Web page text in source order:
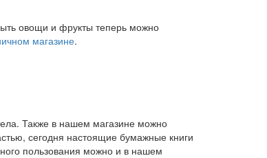
овощи и фрукты теперь можно
магазине.
Также в нашем магазине можно
сегодня настоящие бумажные книги
пользования можно и в нашем